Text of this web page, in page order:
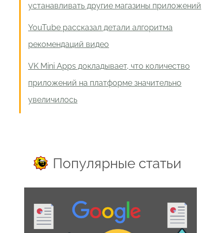
устанавливать другие магазины приложений
YouTube рассказал детали алгоритма
рекомендаций видео
VK Mini Apps докладывает, что количество
приложений на платформе значительно
увеличилось
Популярные статьи